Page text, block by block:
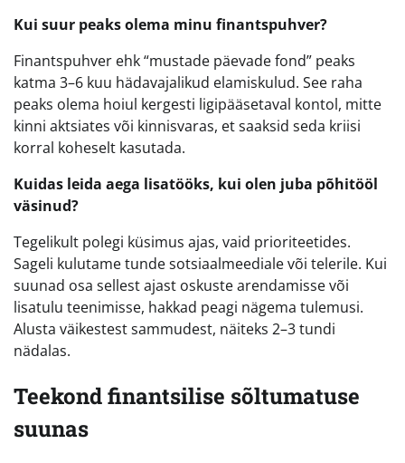
Kui suur peaks olema minu finantspuhver?
Finantspuhver ehk “mustade päevade fond” peaks
katma 3–6 kuu hädavajalikud elamiskulud. See raha
peaks olema hoiul kergesti ligipääsetaval kontol, mitte
kinni aktsiates või kinnisvaras, et saaksid seda kriisi
korral koheselt kasutada.
Kuidas leida aega lisatööks, kui olen juba põhitööl
väsinud?
Tegelikult polegi küsimus ajas, vaid prioriteetides.
Sageli kulutame tunde sotsiaalmeediale või telerile. Kui
suunad osa sellest ajast oskuste arendamisse või
lisatulu teenimisse, hakkad peagi nägema tulemusi.
Alusta väikestest sammudest, näiteks 2–3 tundi
nädalas.
Teekond finantsilise sõltumatuse
suunas